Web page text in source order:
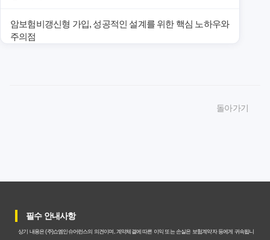
암보험비갱신형 가입, 성공적인 설계를 위한 핵심 노하우와
주의점
갱신형 암보험과 비갱신형, 어떤 차이가 있을까? 내게 맞는
암보험비갱신형, 평생 고정 보험료의 숨겨진 가치와 현명한
돌아가기
필수 안내사항
상기 내용은 (주)쇼엠인슈어런스의 의견이며, 계약체결에 따른 이익 또는 손실은 보험계약자 등에게 귀속됩니